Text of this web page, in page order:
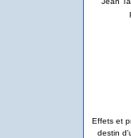
Effets et
destin